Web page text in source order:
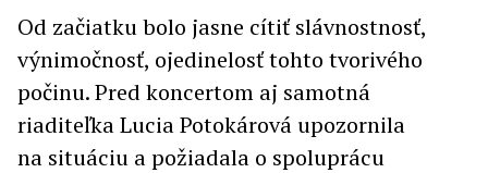
Od začiatku bolo jasne cítiť slávnostnosť,
výnimočnosť, ojedinelosť tohto tvorivého
počinu. Pred koncertom aj samotná
riaditeľka Lucia Potokárová upozornila
na situáciu a požiadala o spoluprácu